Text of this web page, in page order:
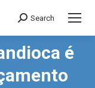
Search:
Search
é